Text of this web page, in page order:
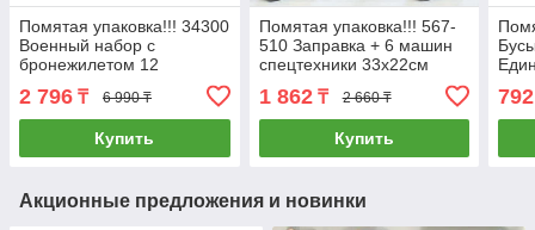
Помятая упаковка!!! 34300
Военный набор с
бронежилетом 12
предметов 65*37см
2 796 ₸ 6 990 ₸
Купить
Помятая упаковка!!! 567-
510 Заправка + 6 машин
спецтехники 33х22см
1 862₸ 2 660 ₸
Купить
792
Акционные предложения и новинки